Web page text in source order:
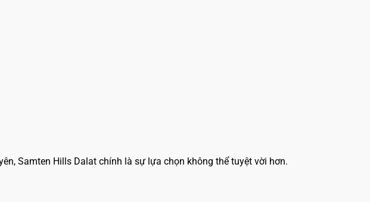
Samten Hills Dalat chính là sự lựa chọn không thể tuyệt vời hơn.